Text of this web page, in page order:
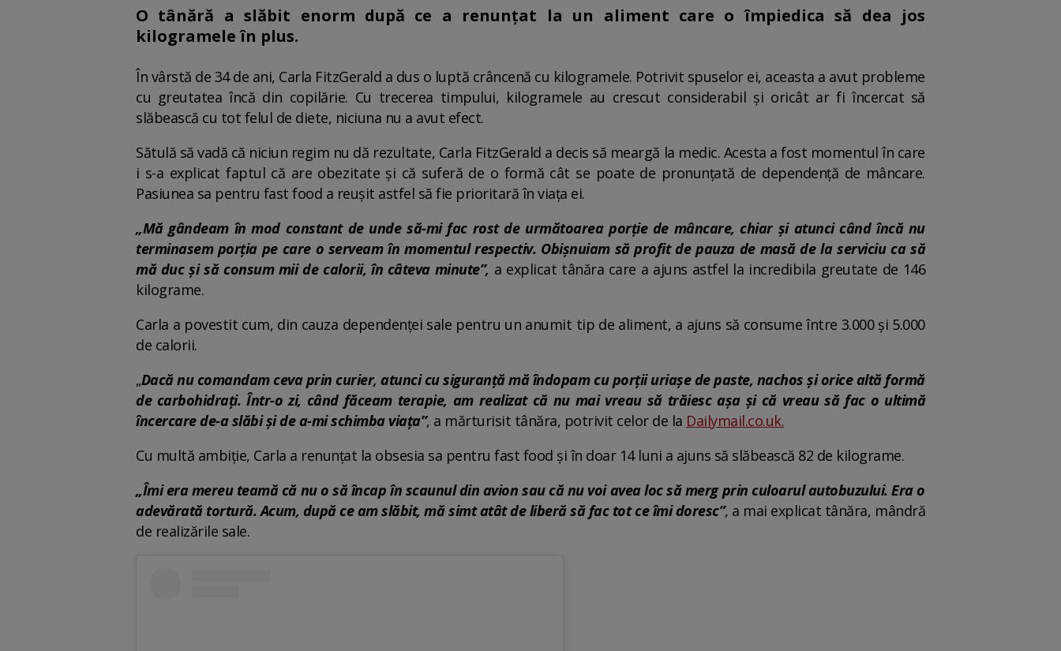
O tânără a slăbit enorm după ce a renunțat la un aliment care o împiedica să dea jos
kilogramele în plus.
În vârstă de 34 de ani, Carla FitzGerald a dus o luptă crâncenă cu kilogramele. Potrivit spuselor ei, aceasta a avut probleme
cu greutatea încă din copilărie. Cu trecerea timpului, kilogramele au crescut considerabil și oricât ar fi încercat să
slăbească cu tot felul de diete, niciuna nu a avut efect.
Sătulă să vadă că niciun regim nu dă rezultate, Carla FitzGerald a decis să meargă la medic. Acesta a fost momentul în care
i s-a explicat faptul că are obezitate și că suferă de o formă cât se poate de pronunțată de dependență de mâncare.
Pasiunea sa pentru fast food a reușit astfel să fie prioritară în viața ei.
„Mă gândeam în mod constant de unde să-mi fac rost de următoarea porție de mâncare, chiar și atunci când încă nu
terminasem porția pe care o serveam în momentul respectiv. Obișnuiam să profit de pauza de masă de la serviciu ca să
mă duc și să consum mii de calorii, în câteva minute”, a explicat tânăra care a ajuns astfel la incredibila greutate de 146
kilograme.
Carla a povestit cum, din cauza dependenței sale pentru un anumit tip de aliment, a ajuns să consume între 3.000 și 5.000
de calorii.
„Dacă nu comandam ceva prin curier, atunci cu siguranță mă îndopam cu porții uriașe de paste, nachos și orice altă formă
de carbohidrați. Într-o zi, când făceam terapie, am realizat că nu mai vreau să trăiesc așa și că vreau să fac o ultimă
încercare de-a slăbi și de a-mi schimba viața”, a mărturisit tânăra, potrivit celor de la Dailymail.co.uk.
Cu multă ambiție, Carla a renunțat la obsesia sa pentru fast food și în doar 14 luni a ajuns să slăbească 82 de kilograme.
„Îmi era mereu teamă că nu o să încap în scaunul din avion sau că nu voi avea loc să merg prin culoarul autobuzului. Era o
adevărată tortură. Acum, după ce am slăbit, mă simt atât de liberă să fac tot ce îmi doresc”, a mai explicat tânăra, mândră
de realizările sale.